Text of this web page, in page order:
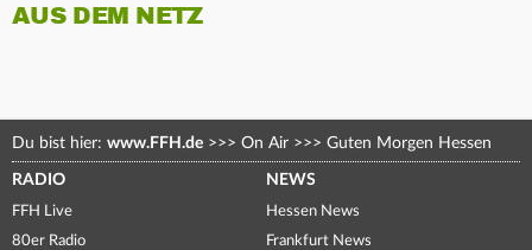
AUS DEM NETZ
Du bist hier: www.FFH.de >>> On Air >>> Guten Morgen Hessen
RADIO
FFH Live
80er Radio
NEWS
Hessen News
Frankfurt News